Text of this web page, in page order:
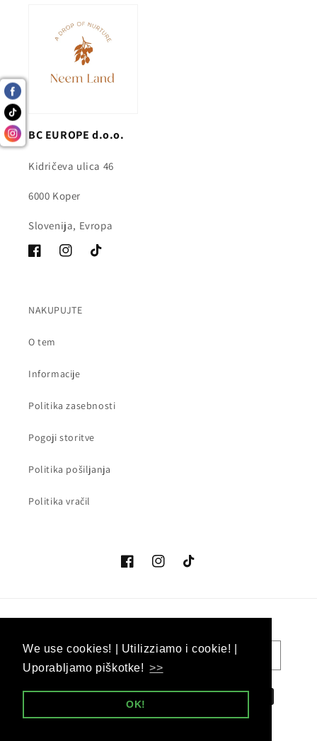
We use cookies! | Utilizziamo i cookie! |
Uporabljamo piškotke! >>
OK!
We use cookies! | Utilizziamo i cookie! |
Uporabljamo piškotke! >>
OK!
BC EUROPE d.o.o.
Kidričeva ulica 46
6000 Koper
Slovenija, Evropa
FacebookInstagram
Tik
NAKUPUJTE
O tem
Informacije
Politika zasebnosti
Pogoji storitve
Politika pošiljanja
Politika vračil
FacebookInstagram
Tik
EUR € | Slovenija Slovenščina
Načini